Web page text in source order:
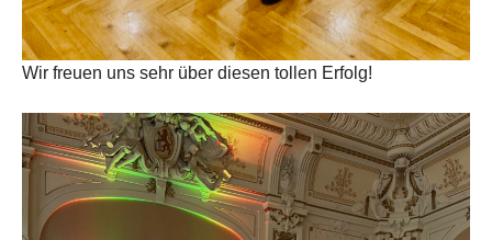
Wir freuen uns sehr über diesen tollen Erfolg!